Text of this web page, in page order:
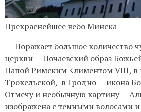
Прекраснейшее небо Минска
Поражает большое количество
церкви — Почаевский образ
Папой Римским Климентом VIII, в
Трокельской, в Гродно — икона
Отмечу и необычную картину —
изображена с темными волосами и